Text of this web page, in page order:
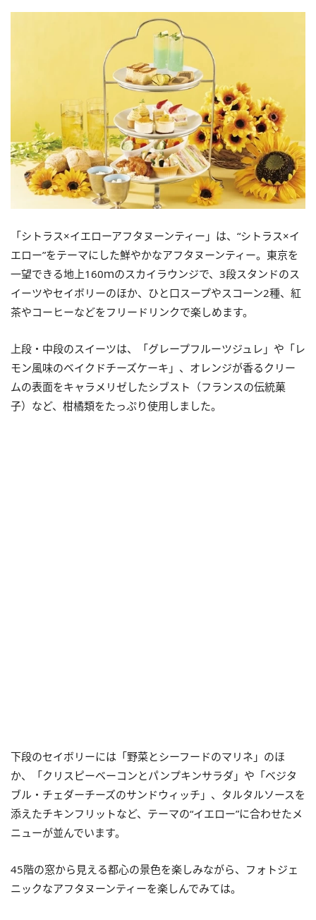
「シトラス×イエローアフタヌーンティー」は、“シトラス×イ
エロー”をテーマにした鮮やかなアフタヌーンティー。東京を
一望できる地上160ｍのスカイラウンジで、3段スタンドのス
イーツやセイボリーのほか、ひと口スープやスコーン2種、紅
茶やコーヒーなどをフリードリンクで楽しめます。
上段・中段のスイーツは、「グレープフルーツジュレ」や「レ
モン風味のベイクドチーズケーキ」、オレンジが香るクリー
ムの表面をキャラメリゼしたシブスト（フランスの伝統菓
子）など、柑橘類をたっぷり使用しました。
下段のセイボリーには「野菜とシーフードのマリネ」のほ
か、「クリスピーベーコンとパンプキンサラダ」や「ベジタ
ブル・チェダーチーズのサンドウィッチ」、タルタルソースを
添えたチキンフリットなど、テーマの“イエロー”に合わせたメ
ニューが並んでいます。
45階の窓から見える都心の景色を楽しみながら、フォトジェ
ニックなアフタヌーンティーを楽しんでみては。